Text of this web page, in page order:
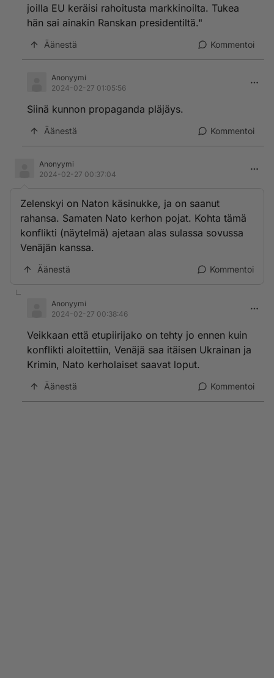
joilla EU keräisi rahoitusta markkinoilta. Tukea
hän sai ainakin Ranskan presidentiltä."
Äänestä Kommentoi
Anonyymi
2024-02-27 01:05:56
Siinä kunnon propaganda pläjäys.
Äänestä Kommentoi
Anonyymi
2024-02-27 00:37:04
Zelenskyi on Naton käsinukke, ja on saanut
rahansa. Samaten Nato kerhon pojat. Kohta tämä
konflikti (näytelmä) ajetaan alas sulassa sovussa
Venäjän kanssa.
Äänestä Kommentoi
Anonyymi
2024-02-27 00:38:46
Veikkaan että etupiirijako on tehty jo ennen kuin
konflikti aloitettiin, Venäjä saa itäisen Ukrainan ja
Krimin, Nato kerholaiset saavat loput.
Äänestä Kommentoi